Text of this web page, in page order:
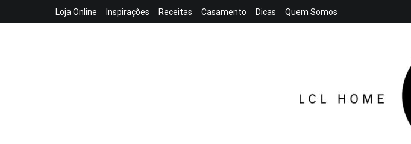
Loja Online Inspirações Receitas Casamento Dicas Quem Somos